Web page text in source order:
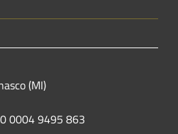
(MI)
0004 9495 863